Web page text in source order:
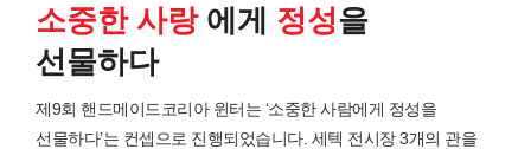
소중한 사랑에게 정성을
선물하다
제9회 핸드메이드코리아 윈터는 ‘소중한 사람에게 정성을
선물하다’는 컨셉으로 진행되었습니다. 세텍 전시장 3개의 관을